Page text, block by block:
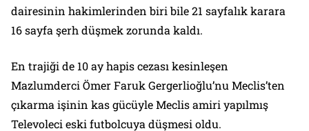
dairesinin hakimlerinden biri bile 21 sayfalık karara
16 sayfa şerh düşmek zorunda kaldı.
En trajiği de 10 ay hapis cezası kesinleşen
Mazlumderci Ömer Faruk Gergerlioğlu’nu Meclis’ten
çıkarma işinin kas gücüyle Meclis amiri yapılmış
Televoleci eski futbolcuya düşmesi oldu.